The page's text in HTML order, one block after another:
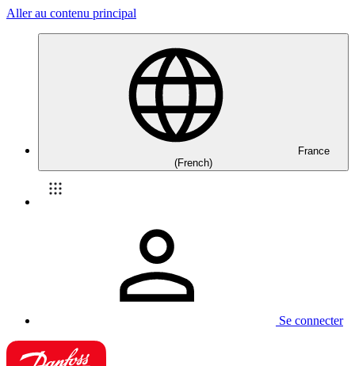
Aller au contenu principal
France
(French)
Se connecter